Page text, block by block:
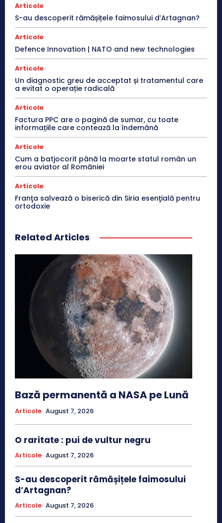
Articole
S-au descoperit rămășițele faimosului d’Artagnan?
Articole
Defence Innovation | NATO and new technologies
Articole
Un diagnostic greu de acceptat și tratamentul care
a evitat o operație radicală
Articole
Factura PPC are o pagină de sumar, cu toate
informațiile care contează la îndemână
Articole
Cum a batjocorit până la moarte statul român un
erou aviator al României
Articole
Franţa salvează o biserică din Siria esenţială pentru
ortodoxie
Related Articles
Bază permanentă a NASA pe Lună
Articole August 7, 2026
O raritate : pui de vultur negru
Articole August 7, 2026
S-au descoperit rămășițele faimosului
d’Artagnan?
Articole August 7, 2026